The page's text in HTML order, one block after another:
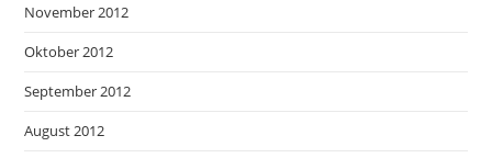
November 2012
Oktober 2012
September 2012
August 2012